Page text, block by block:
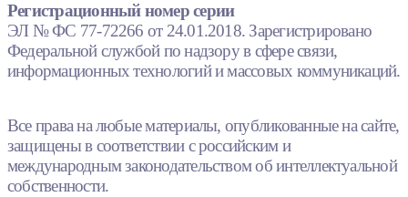
Регистрационный номер серии
ЭЛ № ФС 77-72266 от 24.01.2018. Зарегистрировано
Федеральной службой по надзору в сфере связи,
информационных технологий и массовых коммуникаций.
Все права на любые материалы, опубликованные на сайте,
защищены в соответствии с российским и
международным законодательством об интеллектуальной
собственности.